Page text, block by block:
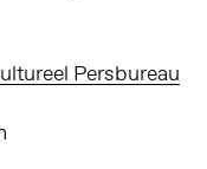
Persbureau